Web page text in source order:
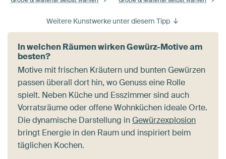
Weitere Kunstwerke unter diesem Tipp
In welchen Räumen wirken Gewürz-Motive am
besten?
Motive mit frischen Kräutern und bunten Gewürzen
passen überall dort hin, wo Genuss eine Rolle
spielt. Neben Küche und Esszimmer sind auch
Vorratsräume oder offene Wohnküchen ideale Orte.
Die dynamische Darstellung inGewürzexplosion
bringt Energie in den Raum und inspiriert beim
täglichen Kochen.